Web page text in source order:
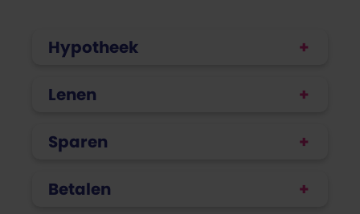
Hypotheek
Lenen
Sparen
Betalen